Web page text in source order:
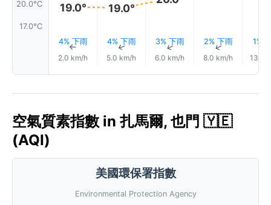
20.0°C
17.0°C
19.0°
4% 下雨
↑
2.0 km/h
19.0°
4% 下雨
↑
5.0 km/h
3% 下雨
↑
6.0 km/h
2% 下雨
↑
8.0 km/h
1%
13.0
空氣質素指數 in 扎馬爾, 也門 🇾🇪
(AQI)
美國環保署指數
Environmental Protection Agency